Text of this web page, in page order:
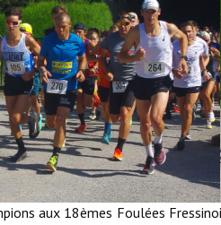
aux 18èmes Foulées